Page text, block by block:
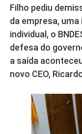
Filho pediu
da empresa,
individual, o
defesa do
a saída
novo CEO,